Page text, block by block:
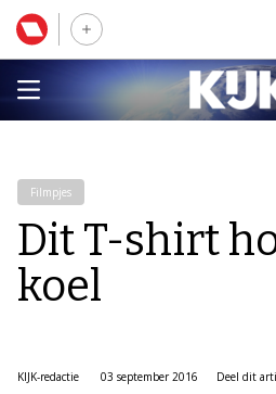
Filmpjes
Dit T-shirt
koel
KIJK-redactie
03 september 2016
Deel dit